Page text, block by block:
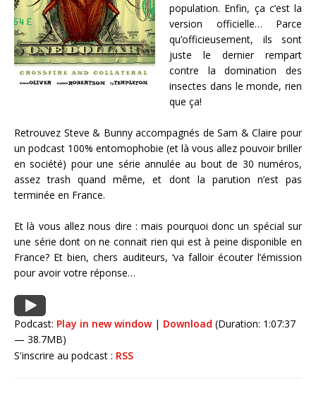
population. Enfin, ça c’est la
version officielle… Parce
qu’officieusement, ils sont
juste le dernier rempart
contre la domination des
insectes dans le monde, rien
que ça!
Retrouvez Steve & Bunny accompagnés de Sam & Claire pour
un podcast 100% entomophobie (et là vous allez pouvoir briller
en société) pour une série annulée au bout de 30 numéros,
assez trash quand même, et dont la parution n’est pas
terminée en France.
Et là vous allez nous dire : mais pourquoi donc un spécial sur
une série dont on ne connait rien qui est à peine disponible en
France? Et bien, chers auditeurs, ‘va falloir écouter l’émission
pour avoir votre réponse…
Podcast: Play in new window| Download (Duration: 1:07:37
— 38.7MB)
S'inscrire au podcast : RSS